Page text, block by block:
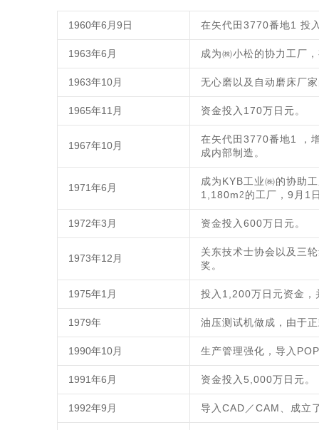
1960年6月9日 在矢代田3770番地1 投
1963年6月 成为㈱小松的协力工厂
1963年10月 无心磨以及自动磨床厂
1965年11月 资金投入170万日元。
1967年10月
在矢代田3770番地1 ，
成内部制造。
1971年6月
成为KYB工业㈱的协助
1,180m 2 的工厂，9月1
1972年3月 资金投入600万日元。
1973年12月
关东技术士协会以及三
奖。
1975年1月 投入1,200万日元资金，
1979年 油压测试机做成，由于
1990年10月 生产管理强化，导入
1991年6月 资金投入5,000万日元。
1992年9月 导入CAD／CAM、成立